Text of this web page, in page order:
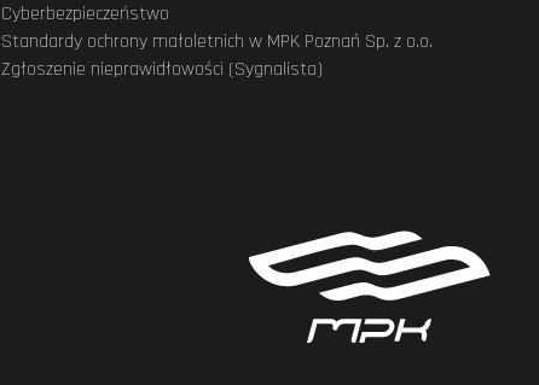
Cyberbezpieczeństwo
Standardy ochrony małoletnich w MPK Poznań Sp. z o.o.
Zgłoszenie nieprawidłowości (Sygnalista)